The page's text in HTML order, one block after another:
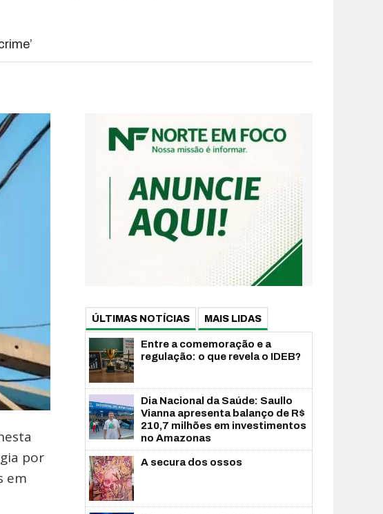
por
em
ÚLTIMAS NOTÍCIAS MAIS LIDAS
Entre a comemoração e a
regulação: o que revela o IDEB?
Dia Nacional da Saúde: Saullo
Vianna apresenta balanço de R$
210,7 milhões em investimentos
no Amazonas
A secura dos ossos